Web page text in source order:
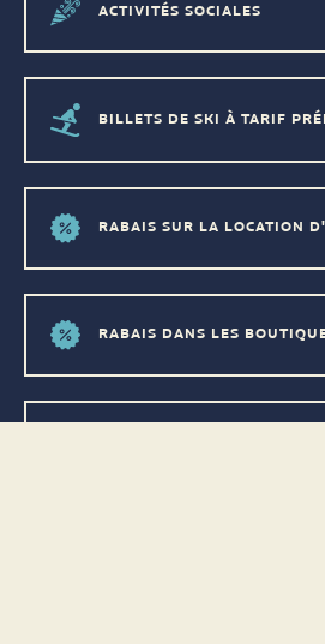
ACTIVITÉS SOCIALES
BILLETS DE SKI À TARIF
RABAIS SUR LA LOCATION
RABAIS DANS LES